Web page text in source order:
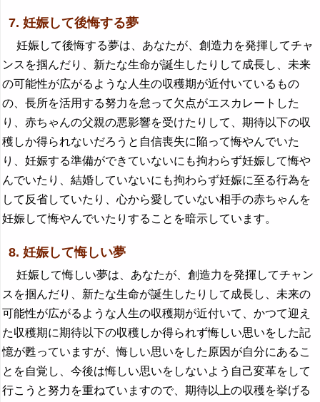
7. 妊娠して後悔する夢
妊娠して後悔する夢は、あなたが、創造力を発揮してチャ
ンスを掴んだり、新たな生命が誕生したりして成長し、未来
の可能性が広がるような人生の収穫期が近付いているもの
の、長所を活用する努力を怠って欠点がエスカレートした
り、赤ちゃんの父親の悪影響を受けたりして、期待以下の収
穫しか得られないだろうと自信喪失に陥って悔やんでいた
り、妊娠する準備ができていないにも拘わらず妊娠して悔や
んでいたり、結婚していないにも拘わらず妊娠に至る行為を
して反省していたり、心から愛していない相手の赤ちゃんを
妊娠して悔やんでいたりすることを暗示しています。
8. 妊娠して悔しい夢
妊娠して悔しい夢は、あなたが、創造力を発揮してチャン
スを掴んだり、新たな生命が誕生したりして成長し、未来の
可能性が広がるような人生の収穫期が近付いて、かつて迎え
た収穫期に期待以下の収穫しか得られず悔しい思いをした記
憶が甦っていますが、悔しい思いをした原因が自分にあるこ
とを自覚し、今後は悔しい思いをしないよう自己変革をして
行こうと努力を重ねていますので、期待以上の収穫を挙げる